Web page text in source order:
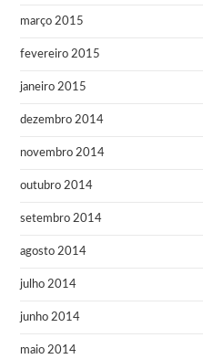
março 2015
fevereiro 2015
janeiro 2015
dezembro 2014
novembro 2014
outubro 2014
setembro 2014
agosto 2014
julho 2014
junho 2014
maio 2014